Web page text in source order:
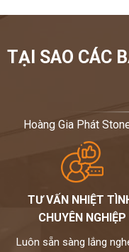
TẠI SAO CÁC
Hoàng Gia Phát
TƯ VẤN NHIỆT
CHUYÊN NGHIỆP
Luôn sẵn sàng lắng